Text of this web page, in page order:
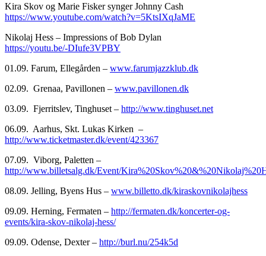
Kira Skov og Marie Fisker synger Johnny Cash
https://www.youtube.com/watch?v=5KtsIXqJaME
Nikolaj Hess – Impressions of Bob Dylan
https://youtu.be/-DIufe3VPBY
01.09. Farum, Ellegården – www.farumjazzklub.dk
02.09. Grenaa, Pavillonen – www.pavillonen.dk
03.09. Fjerritslev, Tinghuset – http://www.tinghuset.net
06.09. Aarhus, Skt. Lukas Kirken –
http://www.ticketmaster.dk/event/423367
07.09. Viborg, Paletten –
http://www.billetsalg.dk/Event/
08.09. Jelling, Byens Hus – www.billetto.dk/kiraskovnikolajhess
09.09. Herning, Fermaten – http://fermaten.dk/koncerter-og-
events/kira-skov-nikolaj-hess/
09.09. Odense, Dexter – http://burl.nu/254k5d